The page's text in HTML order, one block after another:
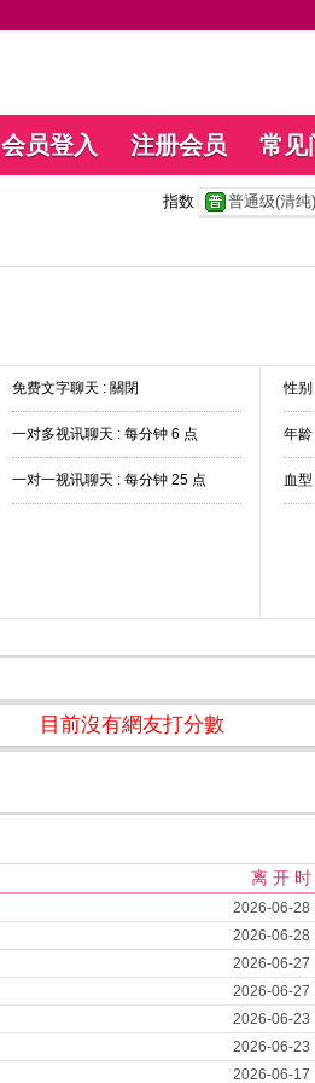
会员登入 注册会员 常见
指数 普通级(清纯)
免费文字聊天 : 關閉
一对多视讯聊天 : 每分钟 6 点
一对一视讯聊天 : 每分钟 25 点
性别
年龄
血
目前沒有網友打分數
离 开 时
2026-06-28
2026-06-28
2026-06-27
2026-06-27
2026-06-23
2026-06-23
2026-06-17